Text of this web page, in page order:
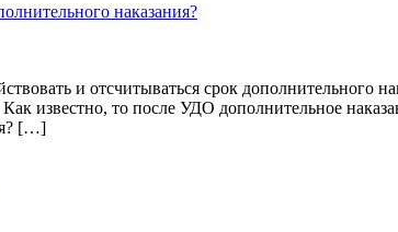
наказания?
и отсчитываться срок дополнительного
известно, то после УДО дополнительное
[…]